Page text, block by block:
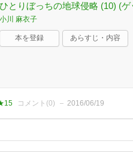
ひとりぼっちの地球侵略 (10) (
小川 麻衣子
本を登録 あらすじ・内容
コメント(0) 2016/06/19